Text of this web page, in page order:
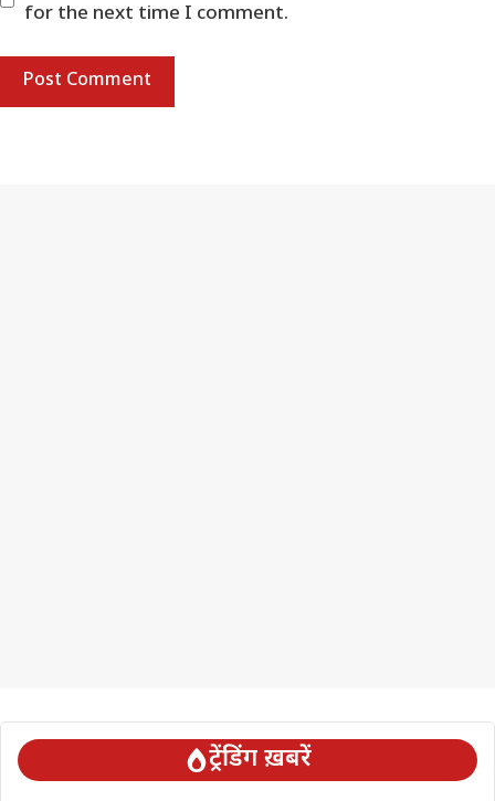
for the next time I comment.
ट्रेंडिंग ख़बरें